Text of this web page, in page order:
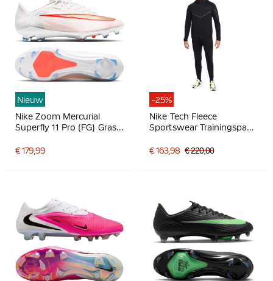
Nieuw
Nike Zoom Mercurial
Superfly 11 Pro (FG) Gras
Felrood Goud
€ 179,99
-25%
Nike Tech Fleece
Sportswear Trainingspak
€ 163,98 € 220,00